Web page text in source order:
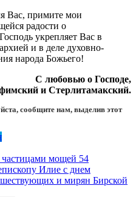
Вас, примите мои
ра­дости о
укрепляет Вас в
и в деле духовно-
народа Божьего!
С любовью о Господе,
и Стерлитамакский.
сообщите нам, выделив этот
частицами мощей 54
Илие с днем
и мирян Бирской